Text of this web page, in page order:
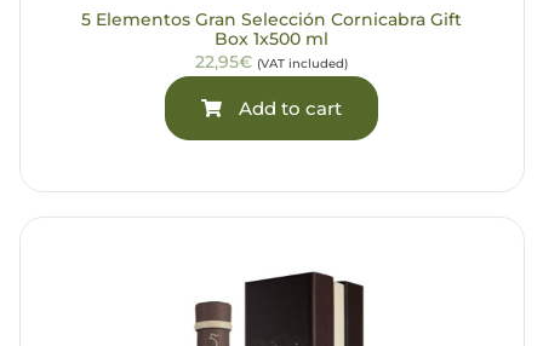
5 Elementos Gran Selección Cornicabra Gift
Box 1x500 ml
22,95€ (VAT included)
Add to cart